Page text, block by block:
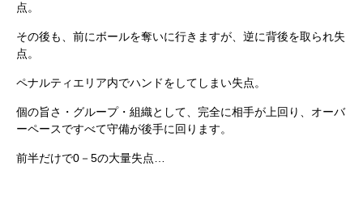
点。
その後も、前にボールを奪いに行きますが、逆に背後を取られ失
点。
ペナルティエリア内でハンドをしてしまい失点。
個の旨さ・グループ・組織として、完全に相手が上回り、オーバ
ーペースですべて守備が後手に回ります。
前半だけで0－5の大量失点…